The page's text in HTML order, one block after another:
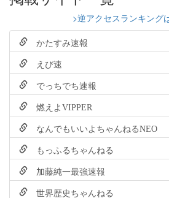
>逆アクセスランキング
かたすみ速報
えび速
でっちでち速報
燃えよVIPPER
なんでもいいよちゃんねるNEO
もっふるちゃんねる
加藤純一最強速報
世界歴史ちゃんねる